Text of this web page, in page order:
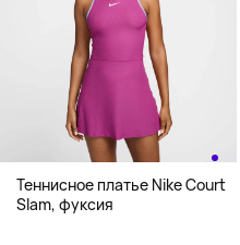
Теннисное платье Nike Court
Slam, фуксия